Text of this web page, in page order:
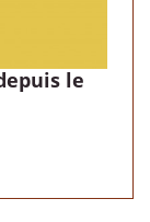
le